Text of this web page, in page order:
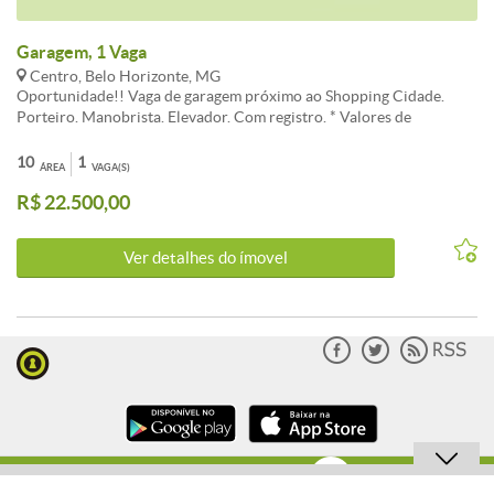
Garagem, 1 Vaga
Centro, Belo Horizonte, MG
Oportunidade!! Vaga de garagem próximo ao Shopping Cidade.
Porteiro. Manobrista. Elevador. Com registro. * Valores de
anual R$ 306,38 (Parcelado conforme exercício de cada prefeitura).
ÁREA
10 VAGA(S)
1
R$ 22.500,00
Ver detalhes do ímovel